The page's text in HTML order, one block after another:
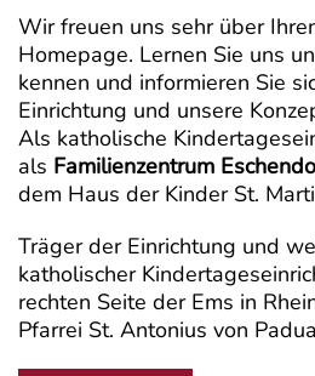
Wir freuen uns sehr über
Homepage. Lernen Sie uns
kennen und informieren Sie
Einrichtung und unsere
Als katholische
als Familienzentrum
dem Haus der Kinder St.
Träger der Einrichtung und
katholischer
rechten Seite der Ems in
Pfarrei St. Antonius von